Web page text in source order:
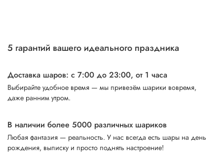
5 гарантий вашего идеального праздника
Доставка шаров: с 7:00 до 23:00, от 1 часа
Выбирайте удобное время — мы привезём шарики вовремя,
даже ранним утром.
В наличии более 5000 различных шариков
Любая фантазия — реальность. У нас всегда есть шары на день
рождения, выписку и просто поднять настроение!